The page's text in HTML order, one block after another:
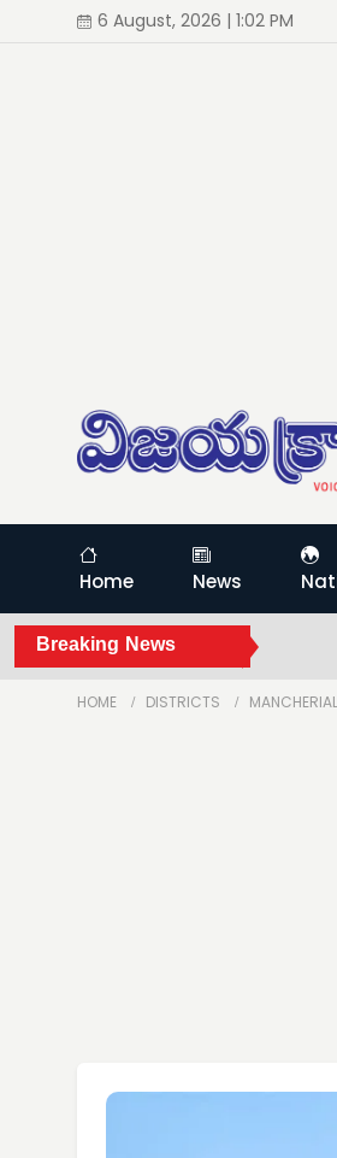
6 August, 2026 | 1:02 PM
Home News
Breaking News
HOME DISTRICTS MANCHERIAL